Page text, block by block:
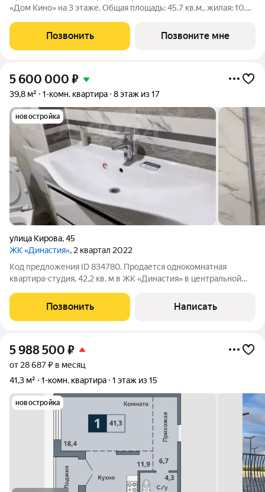
«Дом Кино» на 3 этаже. Общая площадь: 45.7 кв.м., жилая: 10.94
потолков 2.7 м. Квартира с кухней-гостиной и одной спальней
в Доме
Позвонить Позвоните мне
5 600 000 ₽
39,8 м² 1-комн. квартира 8 этаж из 17
новостройка
улица Кирова,45
ЖК «Династия», 2 квартал 2022
Код предложения ID 834780. Продается однокомнатная
квартира-студия, 42,2 кв. м в ЖК «Династия» в центральной
проведена проводка. В остальных помещениях выполнена
предчистовая отделка. В
Позвонить Написать
5 988 500 ₽
от 28 687 ₽ в месяц
41,3 м²
1-комн. квартира 1 этаж из 15
новостройка